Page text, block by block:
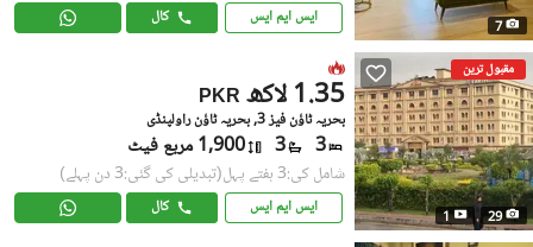
7 ایس ایم ایس کال
مقبول ترین
29
1
PKR 1.35 لاکھ
بحریہ ٹاؤن فیز 3, بحریہ ٹاؤن راولپنڈی
3
3 1,900 مربع فیٹ
شامل کی:3 ہفتے پہل (تبدیلی کی گئی:3 دن پہلے)
ایس ایم ایس کال